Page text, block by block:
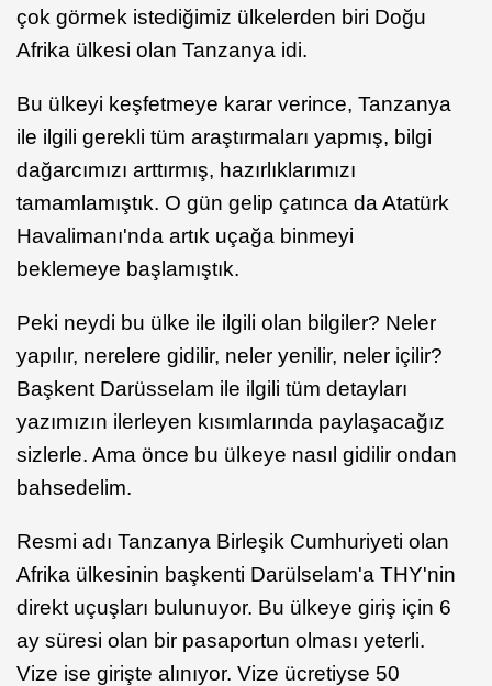
çok görmek istediğimiz ülkelerden biri Doğu
Afrika ülkesi olan Tanzanya idi.
Bu ülkeyi keşfetmeye karar verince, Tanzanya
ile ilgili gerekli tüm araştırmaları yapmış, bilgi
dağarcımızı arttırmış, hazırlıklarımızı
tamamlamıştık. O gün gelip çatınca da Atatürk
Havalimanı'nda artık uçağa binmeyi
beklemeye başlamıştık.
Peki neydi bu ülke ile ilgili olan bilgiler? Neler
yapılır, nerelere gidilir, neler yenilir, neler içilir?
Başkent Darüsselam ile ilgili tüm detayları
yazımızın ilerleyen kısımlarında paylaşacağız
sizlerle. Ama önce bu ülkeye nasıl gidilir ondan
bahsedelim.
Resmi adı Tanzanya Birleşik Cumhuriyeti olan
Afrika ülkesinin başkenti Darülselam'a THY'nin
direkt uçuşları bulunuyor. Bu ülkeye giriş için 6
ay süresi olan bir pasaportun olması yeterli.
Vize ise girişte alınıyor. Vize ücretiyse 50